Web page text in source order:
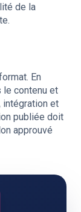
de la
En
le contenu et
intégration et
publiée doit
approuvé